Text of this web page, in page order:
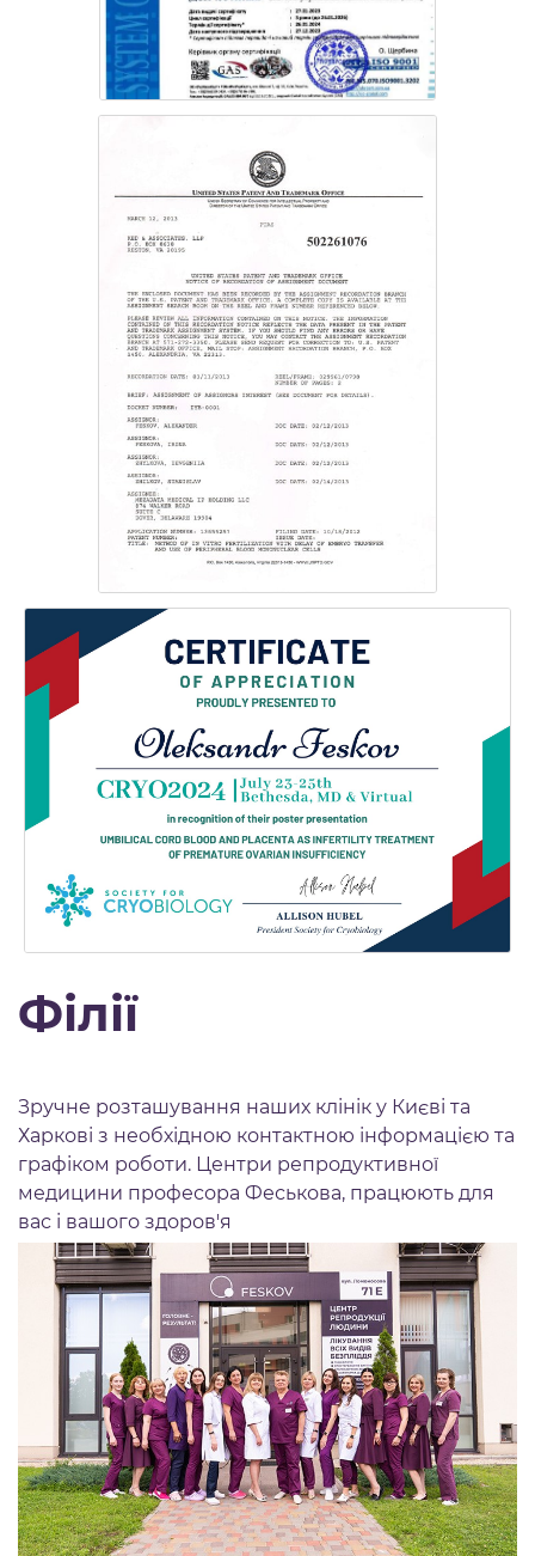
Філії
Зручне розташування наших клінік у Києві та
Харкові з необхідною контактною інформацією та
графіком роботи. Центри репродуктивної
медицини професора Феськова, працюють для
вас і вашого здоров'я